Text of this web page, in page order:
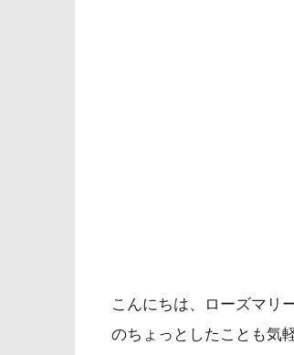
こんにちは、ローズマリ
のちょっとしたことも気